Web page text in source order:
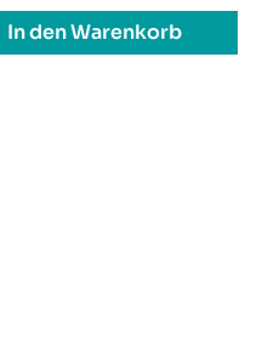
den
In den Warenkorb